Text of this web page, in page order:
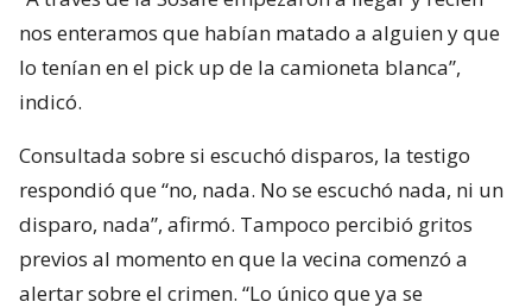
nos enteramos que habían matado a alguien y que
lo tenían en el pick up de la camioneta blanca”,
indicó.
Consultada sobre si escuchó disparos, la testigo
respondió que “no, nada. No se escuchó nada, ni un
disparo, nada”, afirmó. Tampoco percibió gritos
previos al momento en que la vecina comenzó a
alertar sobre el crimen. “Lo único que ya se